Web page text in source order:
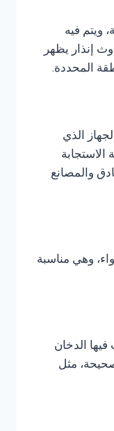
ويتم فيه
إنذار يظهر
المحددة.
الذي
والمصانع
وهي مناسبة
الدخان
مثل